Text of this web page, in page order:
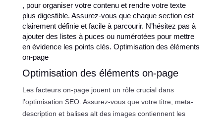
, pour organiser votre contenu et rendre votre texte
plus digestible. Assurez-vous que chaque section est
clairement définie et facile à parcourir. N’hésitez pas à
ajouter des listes à puces ou numérotées pour mettre
en évidence les points clés. Optimisation des éléments
on-page
Optimisation des éléments on-page
Les facteurs on-page jouent un rôle crucial dans
l’optimisation SEO. Assurez-vous que votre titre, meta-
description et balises alt des images contiennent les